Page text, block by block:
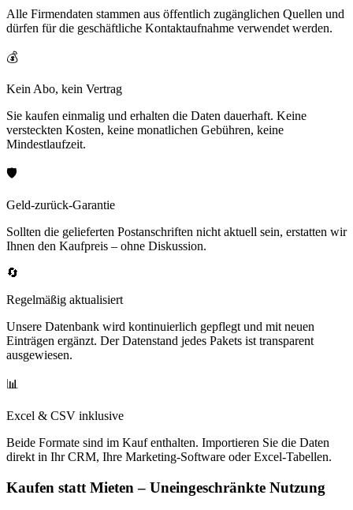
Alle Firmendaten stammen aus öffentlich zugänglichen Quellen und
dürfen für die geschäftliche Kontaktaufnahme verwendet werden.
💰
Kein Abo, kein Vertrag
Sie kaufen einmalig und erhalten die Daten dauerhaft. Keine
versteckten Kosten, keine monatlichen Gebühren, keine
Mindestlaufzeit.
🛡️
Geld-zurück-Garantie
Sollten die gelieferten Postanschriften nicht aktuell sein, erstatten wir
Ihnen den Kaufpreis – ohne Diskussion.
🔄
Regelmäßig aktualisiert
Unsere Datenbank wird kontinuierlich gepflegt und mit neuen
Einträgen ergänzt. Der Datenstand jedes Pakets ist transparent
ausgewiesen.
📊
Excel & CSV inklusive
Beide Formate sind im Kauf enthalten. Importieren Sie die Daten
direkt in Ihr CRM, Ihre Marketing-Software oder Excel-Tabellen.
Kaufen statt Mieten – Uneingeschränkte Nutzung